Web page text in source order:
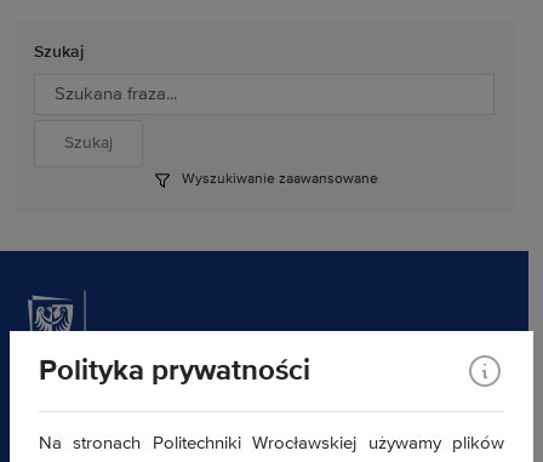
Szukaj
Wyszukiwanie zaawansowane
Akademicki Inkubator Przedsiębiorczości
ul. Na Grobli 12 (budynek L-3) 50-421 Wrocław
Polityka prywatności
Na stronach Politechniki Wrocławskiej używamy plików